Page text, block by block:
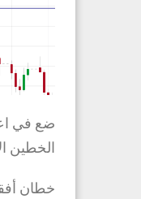
ضع في
الخطين
خطان